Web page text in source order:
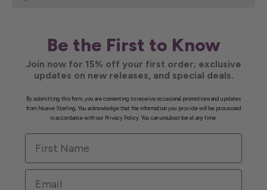
Be the First to Know
Join now for 15% off your first order; exclusive
updates on new releases, and special deals.
By submitting this form, you are consenting to receive occasional promotions and updates
from Nueve Sterling. You acknowledge that the information you provide will be processed
in accordance with our Privacy Policy. You can unsubscribe at any time.
First Name
Email